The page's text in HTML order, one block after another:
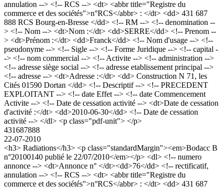
annulation --> <!-- RCS --> <dt> <abbr title="Registre du
commerce et des sociétés">n°RCS</abbr> : </dt> <dd> 431 687
888 RCS Bourg-en-Bresse </dd> <!-- RM --> <!-- denomination --
> <!-- Nom --> <dt>Nom :</dt> <dd>SERRE</dd> <!-- Prenom --
> <dt>Prénom :</dt> <dd>Franck</dd> <!-- Nom d'usage --> <!--
pseudonyme --> <!-- Sigle --> <!-- Forme Juridique --> <!-- capital -
-> <!-- nom commercial --> <!-- Activite --> <!-- administration -->
<!-- adresse siège social --> <!-- adresse etablissement principal -->
<!-- adresse --> <dt>Adresse :</dt> <dd> Construction N 71, les
Cités 01590 Dortan </dd> <!-- Descriptif --> <!-- PRECEDENT
EXPLOITANT --> <!-- date Effet --> <!-- date Commencement
Activite --> <!-- Date de cessation activité --> <dt>Date de cessation
d'activité :</dt> <dd>2010-06-30</dd> <!-- Date de cessation
activité --> </dl> <p class="pdf-unit"> </p>
431687888
22-07-2010
<h3> Radiations</h3> <p class="standardMargin"><em>Bodacc B
n°20100140 publié le 22/07/2010</em></p> <dl> <!-- numero
annonce --> <dt>Annonce n° </dt><dd>76</dd> <!-- rectificatif,
annulation --> <!-- RCS --> <dt> <abbr title="Registre du
commerce et des sociétés">n°RCS</abbr> : </dt> <dd> 431 687